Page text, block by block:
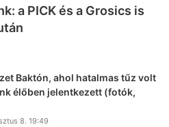
a PICK és a Grosics is
Baktón, ahol hatalmas tűz volt
élőben jelentkezett (fotók,
8. 19:49